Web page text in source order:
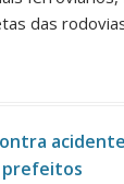
das
prefeitos